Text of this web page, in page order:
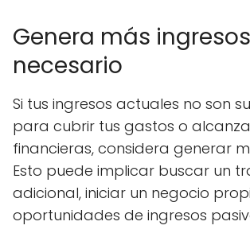
Genera más
necesario
Si tus ingresos actuales no son
para cubrir tus gastos o
financieras, considera generar
Esto puede implicar buscar un
adicional, iniciar un negocio
oportunidades de ingresos